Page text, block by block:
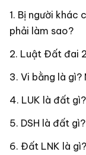
Bị người khác
phải làm sao?
Luật Đất đai
Vi bằng là gì?
LUK là đất
DSH là đất
Đất LNK là